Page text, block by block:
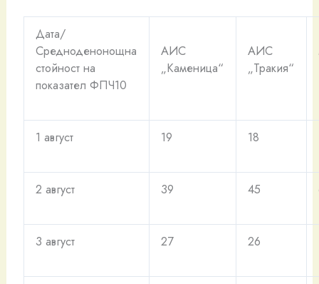
Дата/
Средноденонощна
стойност на
показател ФПЧ10
АИС
„Каменица“
АИС
„Тракия“
1 август 19 18
2 август 39 45
3 август 27 26